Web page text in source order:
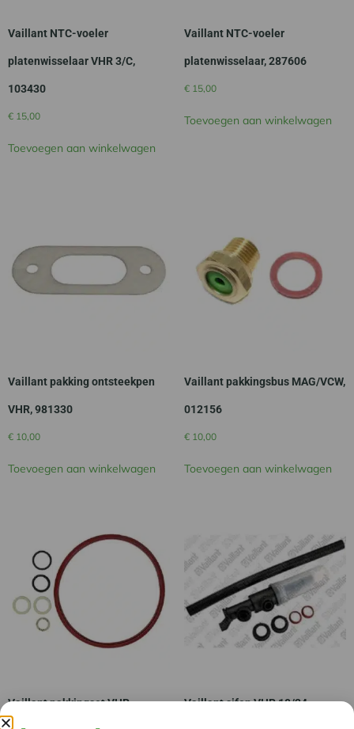
Vaillant NTC-voeler
platenwisselaar VHR 3/C,
103430
€ 15,00
Toevoegen aan winkelwagen
Vaillant NTC-voeler
platenwisselaar, 287606
€15,00
Toevoegen aan winkelwagen
Vaillant pakking ontsteekpen
VHR, 981330
€ 10,00
Toevoegen aan winkelwagen
Vaillant pakkingsbus MAG/VCW,
012156
€10,00
Toevoegen aan winkelwagen
Vaillant pakkingset VHR, Vaillant sifon VHR 18/24,